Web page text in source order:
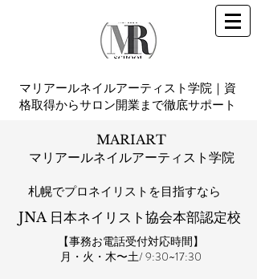
マリアールネイルアーティスト学院｜資
格取得からサロン開業まで徹底サポート
MARIART
マリアールネイルアーティスト学院
札幌​でプロネイリストを目指すなら
JNA 日本ネイリスト協会本部認定校
【事務お電話受付対応時間】
​月・火・木〜土/ 9:30~17:30